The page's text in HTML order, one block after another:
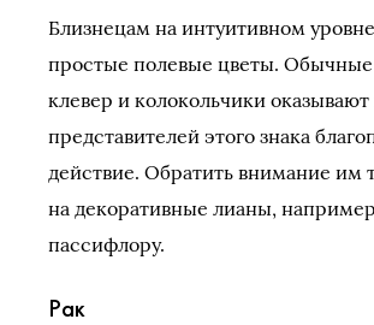
Близнецам на интуитивном
простые полевые цветы.
клевер и колокольчики оказывают
представителей этого знака
действие. Обратить внимание им
на декоративные лианы,
пассифлору.
Рак